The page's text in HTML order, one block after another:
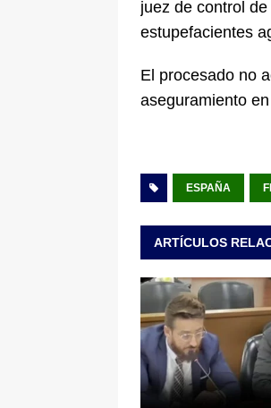
juez de control
estupefacientes
El procesado no
aseguramiento
ESPAÑA
ARTÍCULOS